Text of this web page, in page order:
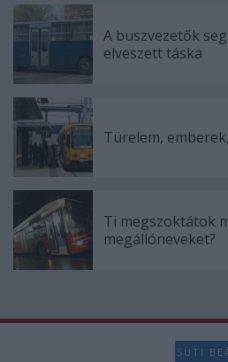
A buszvezetők
elveszett táska
Türelem,
Ti megszoktátok
megállóneveket?
SÜTI